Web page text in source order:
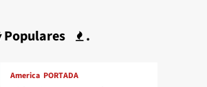
Populares .
America PORTADA